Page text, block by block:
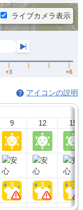
アイコンの説明
9 12 15